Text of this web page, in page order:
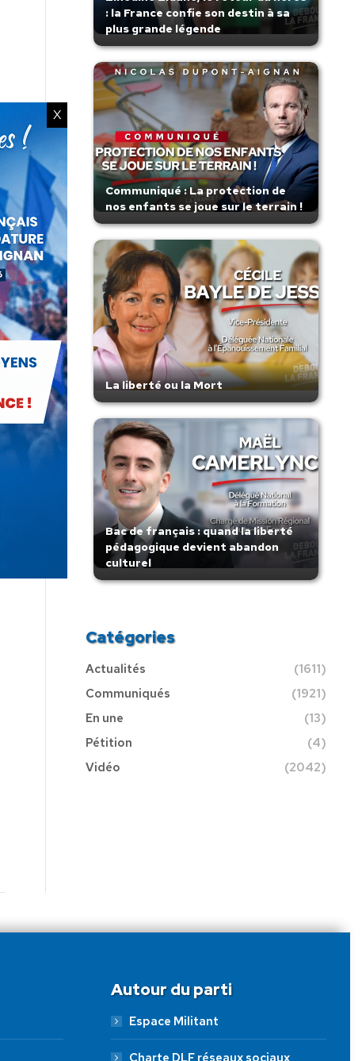
: la France confie son destin à sa
plus grande légende
Communiqué : La protection de
nos enfants se joue sur le terrain !
La liberté ou la Mort
Bac de français : quand la liberté
pédagogique devient abandon
culturel
Catégories
Actualités
(1611)
Communiqués
(1921)
En une
(13)
Pétition
(4)
Vidéo
(2042)
Autour du parti
Espace Militant
Charte DLF réseaux sociaux
X